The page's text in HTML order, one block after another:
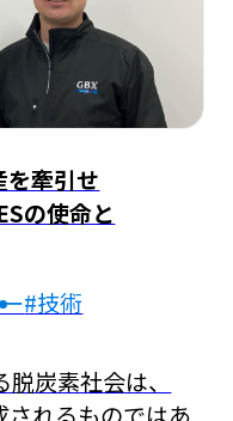
を牽引せ
の使命と
#技術
炭素社会は、